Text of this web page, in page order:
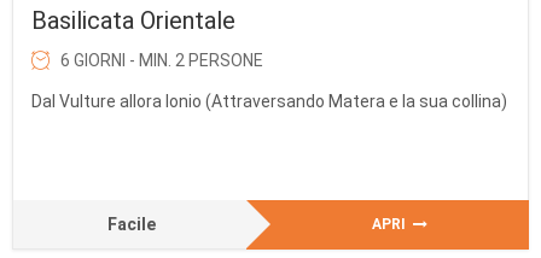
Basilicata Orientale
6 GIORNI - MIN. 2 PERSONE
Dal Vulture allora Ionio (Attraversando Matera e la sua collina)
Facile APRI